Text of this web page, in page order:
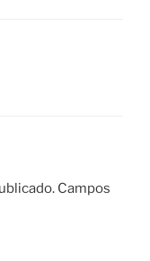
Campos